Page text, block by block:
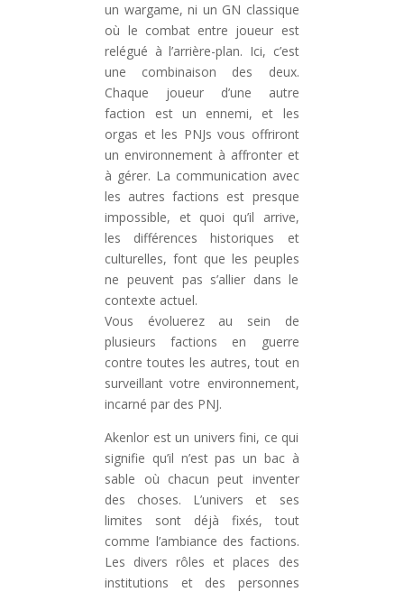
un wargame, ni un GN classique
où le combat entre joueur est
relégué à l’arrière-plan. Ici, c’est
une combinaison des deux.
Chaque joueur d’une autre
faction est un ennemi, et les
orgas et les PNJs vous offriront
un environnement à affronter et
à gérer. La communication avec
les autres factions est presque
impossible, et quoi qu’il arrive,
les différences historiques et
culturelles, font que les peuples
ne peuvent pas s’allier dans le
contexte actuel.
Vous évoluerez au sein de
plusieurs factions en guerre
contre toutes les autres, tout en
surveillant votre environnement,
incarné par des PNJ.
Akenlor est un univers fini, ce qui
signifie qu’il n’est pas un bac à
sable où chacun peut inventer
des choses. L’univers et ses
limites sont déjà fixés, tout
comme l’ambiance des factions.
Les divers rôles et places des
institutions et des personnes